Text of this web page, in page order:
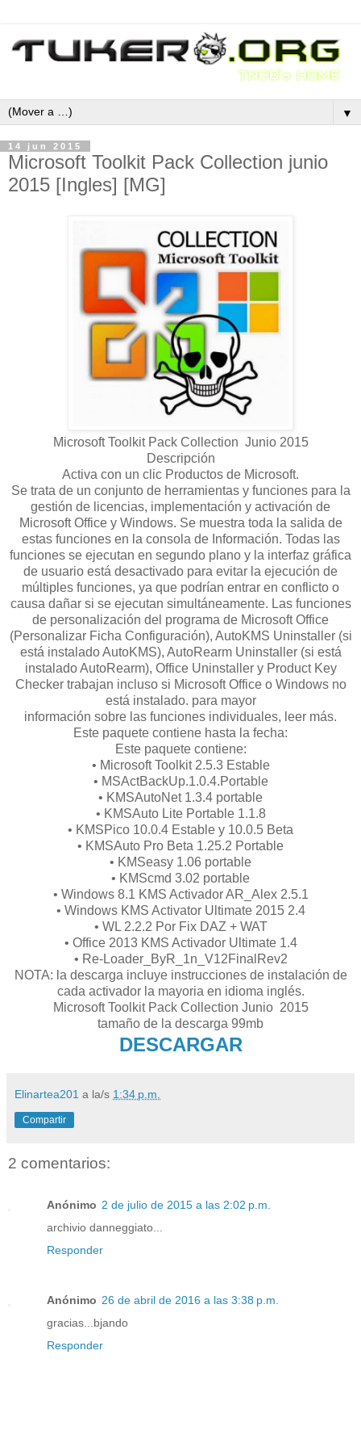
▼
14 jun 2015
Microsoft Toolkit Pack Collection junio
2015 [Ingles] [MG]
Microsoft Toolkit Pack Collection Junio 2015
Descripción
Activa con un clic Productos de Microsoft.
Se trata de un conjunto de herramientas y funciones para la
gestión de licencias, implementación y activación de
Microsoft Office y Windows. Se muestra toda la salida de
estas funciones en la consola de Información. Todas las
funciones se ejecutan en segundo plano y la interfaz gráfica
de usuario está desactivado para evitar la ejecución de
múltiples funciones, ya que podrían entrar en conflicto o
causa dañar si se ejecutan simultáneamente. Las funciones
de personalización del programa de Microsoft Office
(Personalizar Ficha Configuración), AutoKMS Uninstaller (si
está instalado AutoKMS), AutoRearm Uninstaller (si está
instalado AutoRearm), Office Uninstaller y Product Key
Checker trabajan incluso si Microsoft Office o Windows no
está instalado. para mayor
información sobre las funciones individuales, leer más.
Este paquete contiene hasta la fecha:
Este paquete contiene:
• Microsoft Toolkit 2.5.3 Estable
• MSActBackUp.1.0.4.Portable
• KMSAutoNet 1.3.4 portable
• KMSAuto Lite Portable 1.1.8
• KMSPico 10.0.4 Estable y 10.0.5 Beta
• KMSAuto Pro Beta 1.25.2 Portable
• KMSeasy 1.06 portable
• KMScmd 3.02 portable
• Windows 8.1 KMS Activador AR_Alex 2.5.1
• Windows KMS Activator Ultimate 2015 2.4
• WL 2.2.2 Por Fix DAZ + WAT
• Office 2013 KMS Activador Ultimate 1.4
• Re-Loader_ByR_1n_V12FinalRev2
NOTA: la descarga incluye instrucciones de instalación de
cada activador la mayoria en idioma inglés.
Microsoft Toolkit Pack Collection Junio 2015
tamaño de la descarga 99mb
DESCARGAR
Elinartea201 a la/s 1:34 p.m.
Compartir
2 comentarios:
Anónimo 2 de julio de 2015 a las 2:02 p.m.
archivio danneggiato...
Responder
Anónimo 26 de abril de 2016 a las 3:38 p.m.
gracias...bjando
Responder